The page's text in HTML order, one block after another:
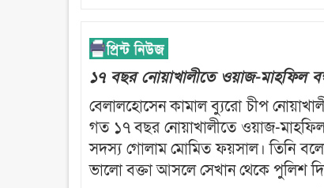
১৭ বছর নোয়াখালীতে ওয়াজ-মাহফিল
বেলালহোসেন কামাল ব্যুরো চীপ
গত ১৭ বছর নোয়াখালীতে ওয়াজ-
সদস্য গোলাম মোমিত ফয়সাল। তিনি
ভালো বক্তা আসলে সেখান থেকে পুলিশ